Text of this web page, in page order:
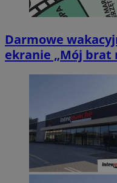
Darmowe
ekranie „Mój brat